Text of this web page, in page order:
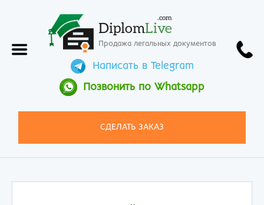
DiplomLive
.com
Продажа легальных документов
Написать в Telegram
Позвонить по Whatsapp
СДЕЛАТЬ ЗАКАЗ